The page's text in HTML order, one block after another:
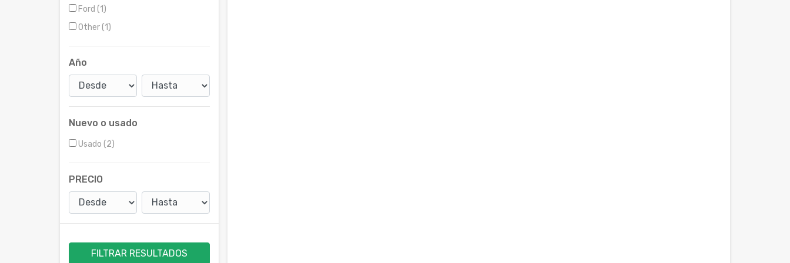
Ford (1)
Other (1)
Año
Nuevo o usado
Usado (2)
PRECIO
FILTRAR RESULTADOS